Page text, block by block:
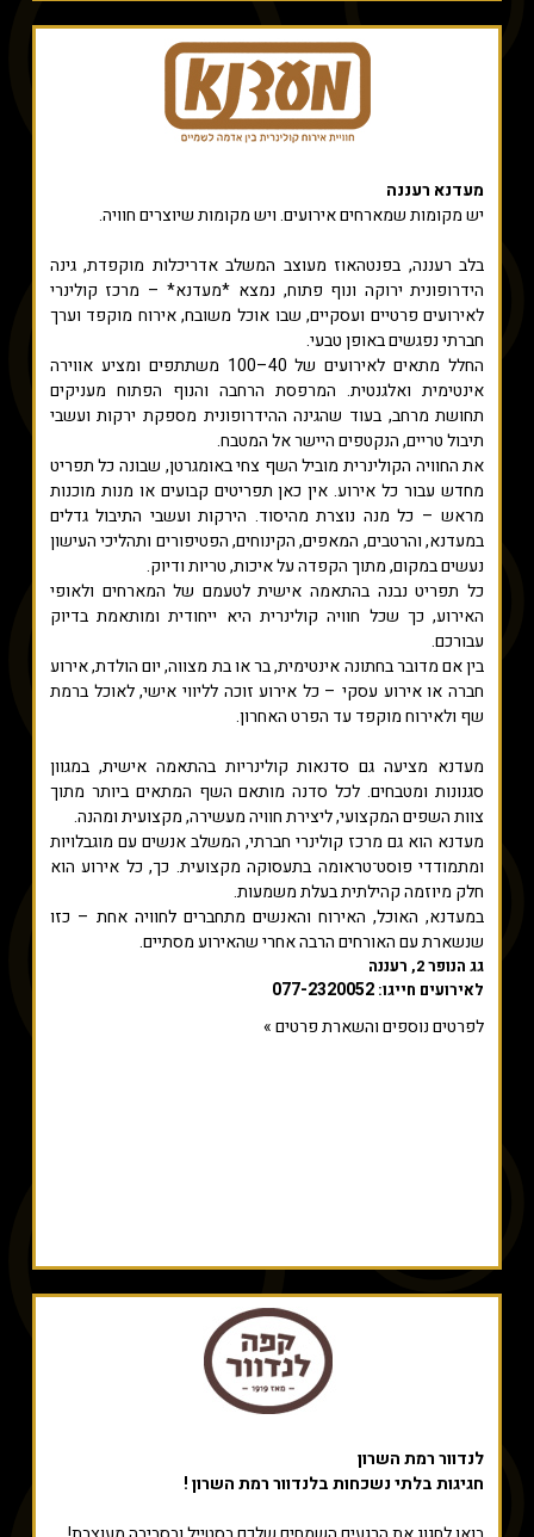
מעדנא רעננה
יש מקומות שמארחים אירועים. ויש מקומות שיוצרים חוויה.
בלב רעננה, בפנטהאוז מעוצב המשלב אדריכלות מוקפדת, גינה
הידרופונית ירוקה ונוף פתוח, נמצא *מעדנא* – מרכז קולינרי
לאירועים פרטיים ועסקיים, שבו אוכל משובח, אירוח מוקפד וערך
חברתי נפגשים באופן טבעי.
החלל מתאים לאירועים של 40–100 משתתפים ומציע אווירה
אינטימית ואלגנטית. המרפסת הרחבה והנוף הפתוח מעניקים
תחושת מרחב, בעוד שהגינה ההידרופונית מספקת ירקות ועשבי
תיבול טריים, הנקטפים היישר אל המטבח.
את החוויה הקולינרית מוביל השף צחי באומגרטן, שבונה כל תפריט
מחדש עבור כל אירוע. אין כאן תפריטים קבועים או מנות מוכנות
מראש – כל מנה נוצרת מהיסוד. הירקות ועשבי התיבול גדלים
במעדנא, והרטבים, המאפים, הקינוחים, הפטיפורים ותהליכי העישון
נעשים במקום, מתוך הקפדה על איכות, טריות ודיוק.
כל תפריט נבנה בהתאמה אישית לטעמם של המארחים ולאופי
האירוע, כך שכל חוויה קולינרית היא ייחודית ומותאמת בדיוק
עבורכם.
בין אם מדובר בחתונה אינטימית, בר או בת מצווה, יום הולדת, אירוע
חברה או אירוע עסקי – כל אירוע זוכה לליווי אישי, לאוכל ברמת
שף ולאירוח מוקפד עד הפרט האחרון.
מעדנא מציעה גם סדנאות קולינריות בהתאמה אישית, במגוון
סגנונות ומטבחים. לכל סדנה מותאם השף המתאים ביותר מתוך
צוות השפים המקצועי, ליצירת חוויה מעשירה, מקצועית ומהנה.
מעדנא הוא גם מרכז קולינרי חברתי, המשלב אנשים עם מוגבלויות
ומתמודדי פוסט־טראומה בתעסוקה מקצועית. כך, כל אירוע הוא
חלק מיוזמה קהילתית בעלת משמעות.
במעדנא, האוכל, האירוח והאנשים מתחברים לחוויה אחת – כזו
שנשארת עם האורחים הרבה אחרי שהאירוע מסתיים.
גג הנופר 2, רעננה
לאירועים חייגו: 077-2320052
לפרטים נוספים והשארת פרטים »
לנדוור רמת השרון
חגיגות בלתי נשכחות בלנדוור רמת השרון !